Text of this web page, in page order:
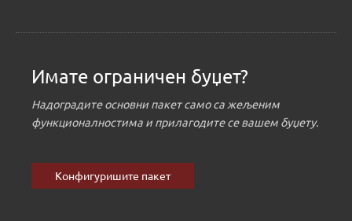
Имате ограничен буџет?
Надоградите основни пакет само са жељеним
функционалностима и прилагодите се вашем буџету.
Конфигуришите пакет